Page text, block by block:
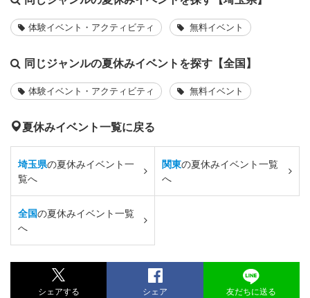
体験イベント・アクティビティ 無料イベント
同じジャンルの夏休みイベントを探す【全国】
体験イベント・アクティビティ 無料イベント
夏休みイベント一覧に戻る
埼玉県の夏休みイベント一
覧へ
関東の夏休みイベント一覧
へ
全国の夏休みイベント一覧
へ
シェアする シェア 友だちに送る